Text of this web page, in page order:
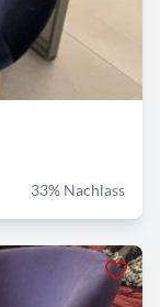
33% Nachlass